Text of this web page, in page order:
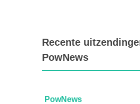
Recente
PowNews
PowNews